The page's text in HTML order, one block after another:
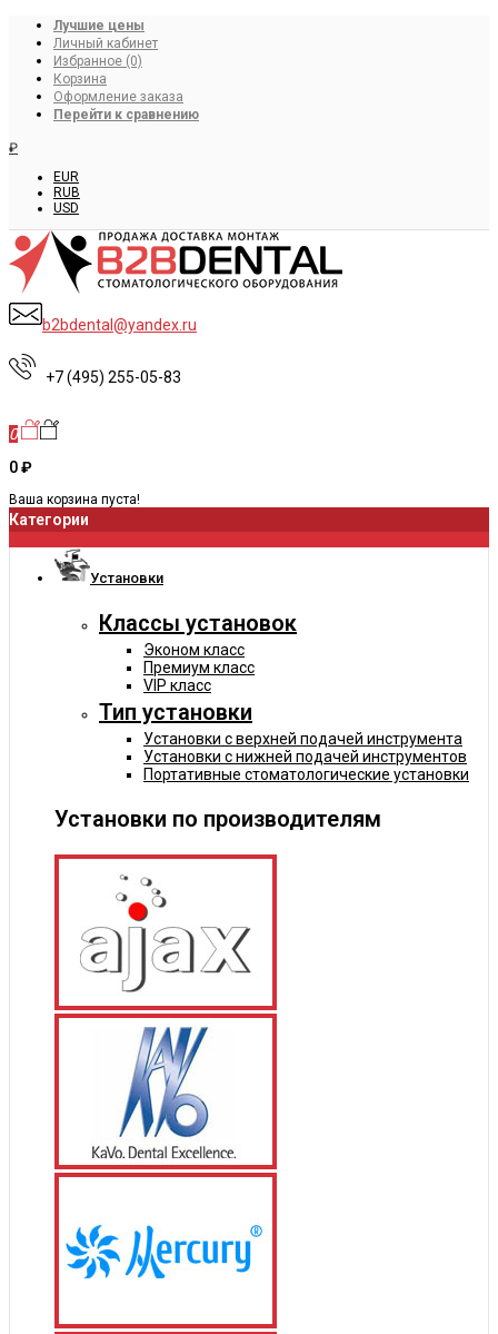
Лучшие цены
Личный кабинет
Избранное (0)
Корзина
Оформление заказа
Перейти к сравнению
₽
EUR
RUB
USD
b2bdental@yandex.ru
+7 (495) 255-05-83
0
0 ₽
Ваша корзина пуста!
Категории
Установки
Классы установок
Эконом класс
Премиум класс
VIP класс
Тип установки
Установки с верхней подачей инструмента
Установки с нижней подачей инструментов
Портативные стоматологические установки
Установки по производителям